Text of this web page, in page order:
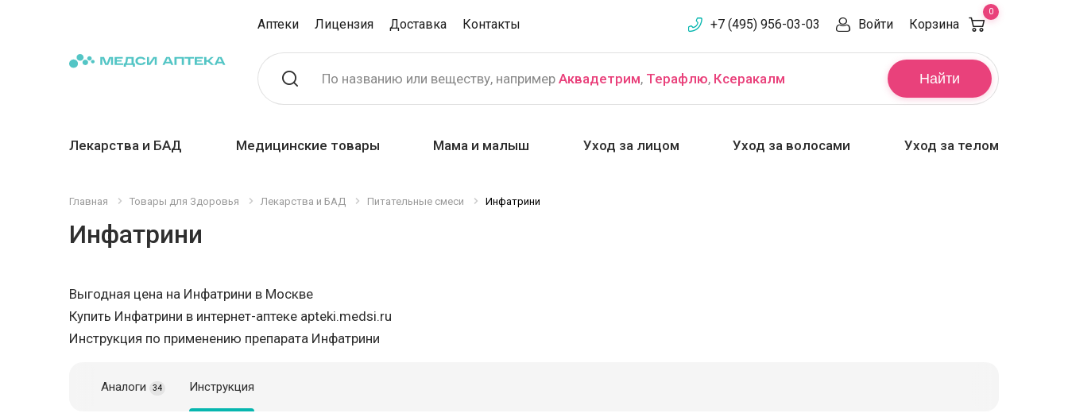
Аптеки Лицензия Доставка Контакты +7 (495) 956-03-03 Войти Корзина
0
Найти
По названию или веществу, например Аквадетрим, Терафлю, Ксеракалм
Лекарства и БАД Медицинские товары Мама и малыш Уход за лицом Уход за волосами Уход за телом
Главная Товары для Здоровья Лекарства и БАД Питательные смеси Инфатрини
Инфатрини
Выгодная цена на Инфатрини в Москве
Купить Инфатрини в интернет-аптеке apteki.medsi.ru
Инструкция по применению препарата Инфатрини
Аналоги 34 Инструкция